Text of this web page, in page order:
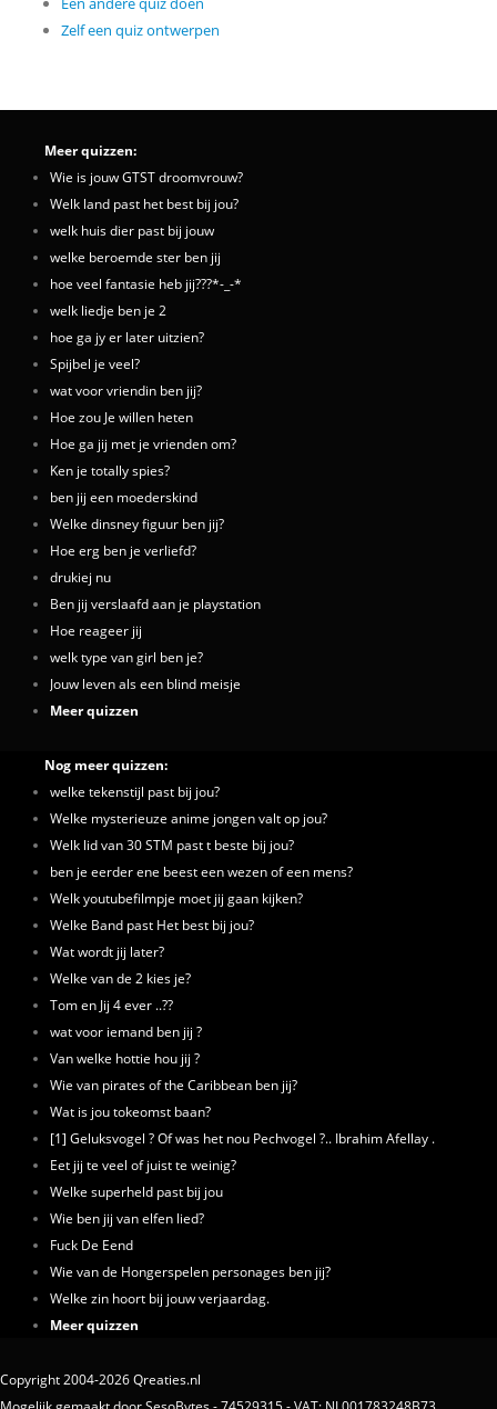
Zelf een quiz ontwerpen
Meer quizzen:
Wie is jouw GTST droomvrouw?
Welk land past het best bij jou?
welk huis dier past bij jouw
welke beroemde ster ben jij
hoe veel fantasie heb jij???*-_-*
welk liedje ben je 2
hoe ga jy er later uitzien?
Spijbel je veel?
wat voor vriendin ben jij?
Hoe zou Je willen heten
Hoe ga jij met je vrienden om?
Ken je totally spies?
ben jij een moederskind
Welke dinsney figuur ben jij?
Hoe erg ben je verliefd?
drukiej nu
Ben jij verslaafd aan je playstation
Hoe reageer jij
welk type van girl ben je?
Jouw leven als een blind meisje
Meer quizzen
Nog meer quizzen:
welke tekenstijl past bij jou?
Welke mysterieuze anime jongen valt op jou?
Welk lid van 30 STM past t beste bij jou?
ben je eerder ene beest een wezen of een mens?
Welk youtubefilmpje moet jij gaan kijken?
Welke Band past Het best bij jou?
Wat wordt jij later?
Welke van de 2 kies je?
Tom en Jij 4 ever ..??
wat voor iemand ben jij ?
Van welke hottie hou jij ?
Wie van pirates of the Caribbean ben jij?
Wat is jou tokeomst baan?
[1] Geluksvogel ? Of was het nou Pechvogel ?.. Ibrahim Afellay .
Eet jij te veel of juist te weinig?
Welke superheld past bij jou
Wie ben jij van elfen lied?
Fuck De Eend
Wie van de Hongerspelen personages ben jij?
Welke zin hoort bij jouw verjaardag.
Meer quizzen
Copyright 2004-2026 Qreaties.nl